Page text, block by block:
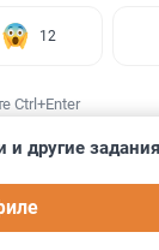
12
Ctrl+Enter
и другие